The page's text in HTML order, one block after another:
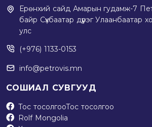
Ерөнхий сайд Амарын гудамж-7
байр Сүхбаатар дүүрэг Улаанбаатар
улс
(+976) 1133-0153
info@petrovis.mn
СОШИАЛ СУВГУУД
Тос тосолгооТос тосолгоо
Rolf Mongolia